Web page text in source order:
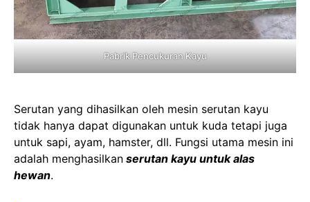
Pabrik Pencukuran Kayu
Serutan yang dihasilkan oleh mesin serutan kayu
tidak hanya dapat digunakan untuk kuda tetapi juga
untuk sapi, ayam, hamster, dll. Fungsi utama mesin ini
adalah menghasilkan serutan kayu untuk alas
hewan.